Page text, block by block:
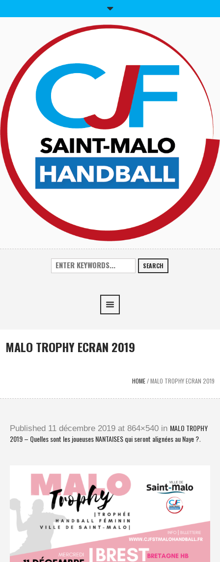
SEARCH
MALO TROPHY ECRAN 2019
HOME/MALO TROPHY ECRAN 2019
Published 11 décembre 2019 at 864×540 in MALO TROPHY
2019 – Quelles sont les joueuses NANTAISES qui seront alignées au Naye ?.